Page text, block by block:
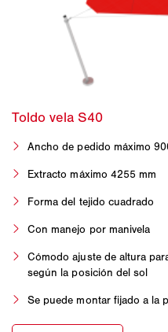
Ancho de pedido máximo
Extracto máximo 4255 mm
Forma del tejido cuadrado
Con manejo por manivela
Cómodo ajuste de altura
según la posición del sol
Se puede montar fijado a la